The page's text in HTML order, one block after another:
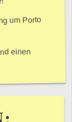
um Porto
einen